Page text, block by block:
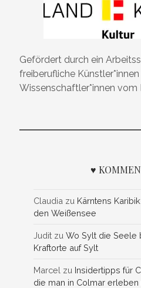
Gefördert durch ein
freiberufliche
Wissenschaftler*innen vom
♥
Claudia zu Kärntens
den Weißensee
Judit zuWo Sylt die Seele
Kraftorte auf Sylt
Marcel zu Insidertipps für
die man in Colmar erleben